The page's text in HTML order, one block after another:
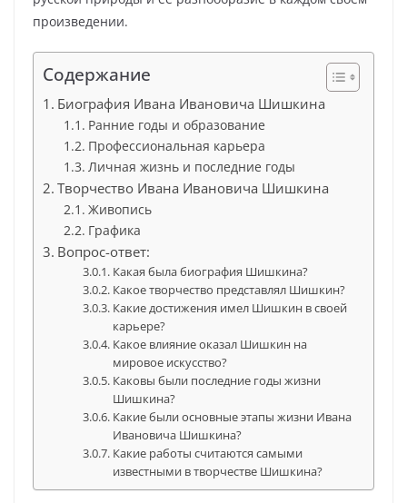
произведении.
Содержание
Биография Ивана Ивановича Шишкина
Ранние годы и образование
Профессиональная карьера
Личная жизнь и последние годы
Творчество Ивана Ивановича Шишкина
Живопись
Графика
Вопрос-ответ:
Какая была биография Шишкина?
Какое творчество представлял Шишкин?
Какие достижения имел Шишкин в своей
карьере?
Какое влияние оказал Шишкин на
мировое искусство?
Каковы были последние годы жизни
Шишкина?
Какие были основные этапы жизни Ивана
Ивановича Шишкина?
Какие работы считаются самыми
известными в творчестве Шишкина?